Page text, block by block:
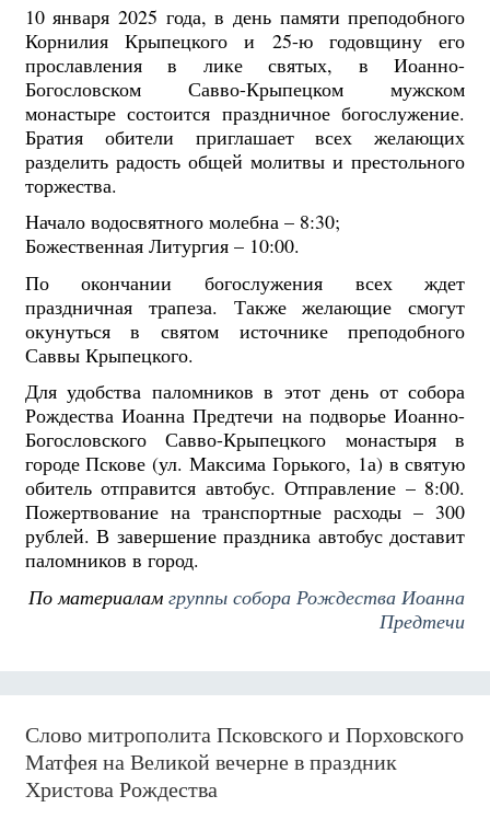
10 января 2025 года, в день памяти преподобного
Корнилия Крыпецкого и 25-ю годовщину его
прославления в лике святых, в Иоанно-
Богословском Савво-Крыпецком мужском
монастыре состоится праздничное богослужение.
Братия обители приглашает всех желающих
разделить радость общей молитвы и престольного
торжества.
Начало водосвятного молебна – 8:30;
Божественная Литургия – 10:00.
По окончании богослужения всех ждет
праздничная трапеза. Также желающие смогут
окунуться в святом источнике преподобного
Саввы Крыпецкого.
Для удобства паломников в этот день от собора
Рождества Иоанна Предтечи на подворье Иоанно-
Богословского Савво-Крыпецкого монастыря в
городе Пскове (ул. Максима Горького, 1а) в святую
обитель отправится автобус. Отправление – 8:00.
Пожертвование на транспортные расходы – 300
рублей. В завершение праздника автобус доставит
паломников в город.
По материаламгруппы собора Рождества Иоанна
Предтечи
Слово митрополита Псковского и Порховского
Матфея на Великой вечерне в праздник
Христова Рождества